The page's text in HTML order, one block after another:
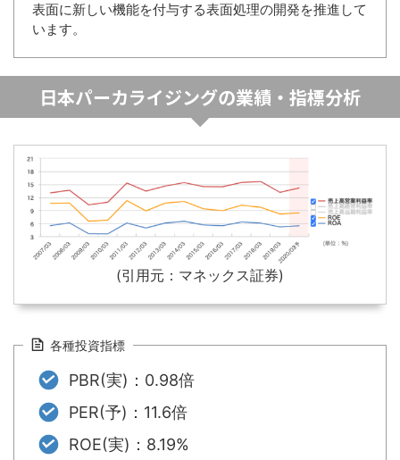
表面に新しい機能を付与する表面処理の開発を推進して
います。
日本パーカライジングの業績・指標分析
(引用元：マネックス証券)
各種投資指標
PBR(実)：0.98倍
PER(予)：11.6倍
ROE(実)：8.19%